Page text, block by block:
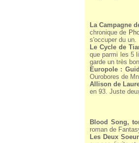
La Campagne
chronique de
s'occuper du un.
Le Cycle de
que parmi les 5
garde un très
Europole :
Ourobores de
Allison de
en 93. Juste
Blood Song,
roman de
Les Deux